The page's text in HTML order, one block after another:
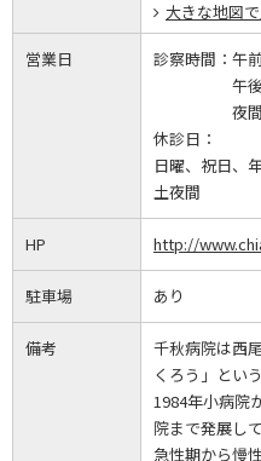
大きな地図
営業日 診察時間： 午
午
夜
休診日：
日曜、祝日、
土夜間
HP http://
駐車場 あり
備考
千秋病院は西
くろう」とい
1984年小病院
院まで発展し
急性期から慢